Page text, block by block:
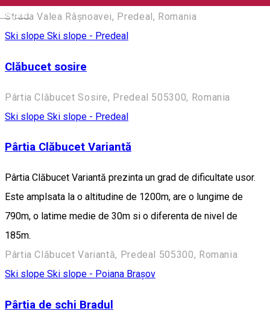
English
Strada Valea Râșnoavei, Predeal, Romania
Ski slope Ski slope - Predeal
Clăbucet sosire
Pârtia Clăbucet Sosire, Predeal 505300, Romania
Ski slope Ski slope - Predeal
Pârtia Clăbucet Variantă
Pârtia Clăbucet Variantă prezinta un grad de dificultate usor.
Este amplsata la o altitudine de 1200m, are o lungime de
790m, o latime medie de 30m si o diferenta de nivel de
185m.
Pârtia Clăbucet Variantă, Predeal 505300, Romania
Ski slope Ski slope - Poiana Brașov
Pârtia de schi Bradul